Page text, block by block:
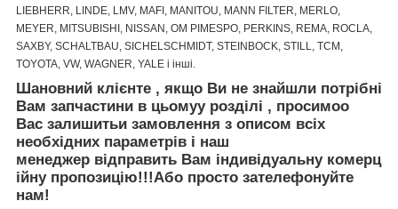
LIEBHERR, LINDE, LMV, MAFI, MANITOU, MANN FILTER, MERLO,
MEYER, MITSUBISHI, NISSAN, OM PIMESPO, PERKINS, REMA, ROCLA,
SAXBY, SCHALTBAU, SICHELSCHMIDT, STEINBOCK, STILL, TCM,
TOYOTA, VW, WAGNER, YALE і інші.
Шановний клієнте , якщо Ви не знайшли потрібні
Вам запчастини в цьомуу розділі , просимоо
Вас залишитьи замовлення з описом всіх
необхідних параметрів і наш
менеджер відправить Вам індивідуальнукомерц
ійну пропозицію!!!Або просто зателефонуйте
нам!